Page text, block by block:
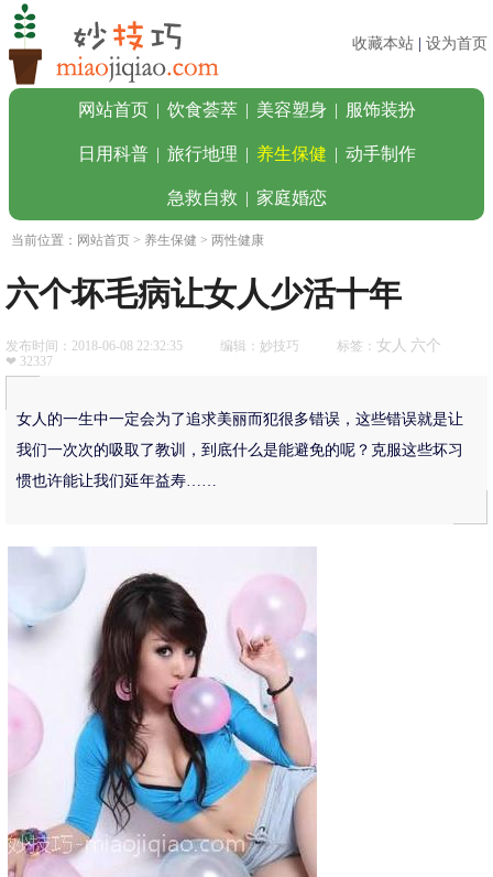
收藏本站 设为首页
网站首页 | 饮食荟萃 | 美容塑身 | 服饰装扮
日用科普 | 旅行地理 | 养生保健 | 动手制作
急救自救 | 家庭婚恋
当前位置： 网站首页 > 养生保健 > 两性健康
六个坏毛病让女人少活十年
发布时间：2018-06-08 22:32:35 编辑：妙技巧 标签： 女人 六个
❤ 32337
女人的一生中一定会为了追求美丽而犯很多错误，这些错误就是让
我们一次次的吸取了教训，到底什么是能避免的呢？克服这些坏习
惯也许能让我们延年益寿……